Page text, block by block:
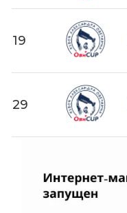
19
29